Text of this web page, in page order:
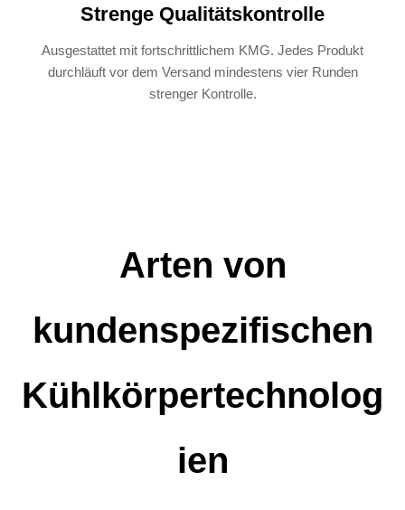
Strenge Qualitätskontrolle
Ausgestattet mit fortschrittlichem KMG. Jedes Produkt
durchläuft vor dem Versand mindestens vier Runden
strenger Kontrolle.
Arten von
kundenspezifischen
Kühlkörpertechnolog
ien